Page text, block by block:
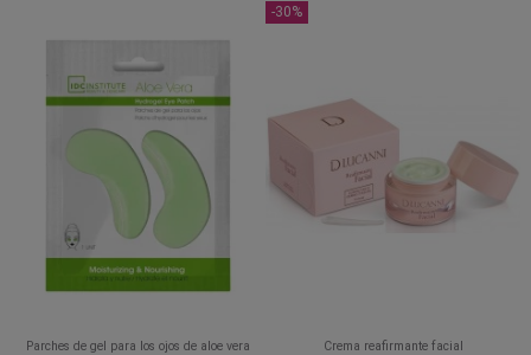
Parches de gel para los ojos de aloe vera
-30%
Crema reafirmante facial